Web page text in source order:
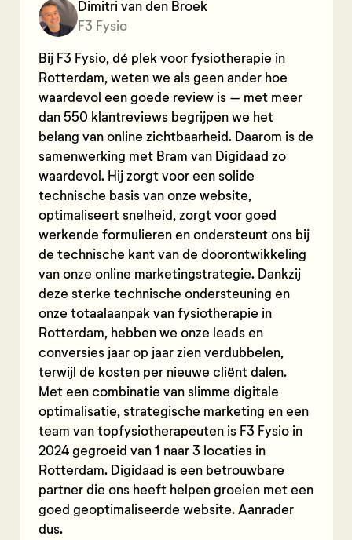
Dimitri van den Broek
F3 Fysio
Bij F3 Fysio, dé plek voor fysiotherapie in
Rotterdam, weten we als geen ander hoe
waardevol een goede review is – met meer
dan 550 klantreviews begrijpen we het
belang van online zichtbaarheid. Daarom is de
samenwerking met Bram van Digidaad zo
waardevol. Hij zorgt voor een solide
technische basis van onze website,
optimaliseert snelheid, zorgt voor goed
werkende formulieren en ondersteunt ons bij
de technische kant van de doorontwikkeling
van onze online marketingstrategie. Dankzij
deze sterke technische ondersteuning en
onze totaalaanpak van fysiotherapie in
Rotterdam, hebben we onze leads en
conversies jaar op jaar zien verdubbelen,
terwijl de kosten per nieuwe cliënt dalen.
Met een combinatie van slimme digitale
optimalisatie, strategische marketing en een
team van topfysiotherapeuten is F3 Fysio in
2024 gegroeid van 1 naar 3 locaties in
Rotterdam. Digidaad is een betrouwbare
partner die ons heeft helpen groeien met een
goed geoptimaliseerde website. Aanrader
dus.